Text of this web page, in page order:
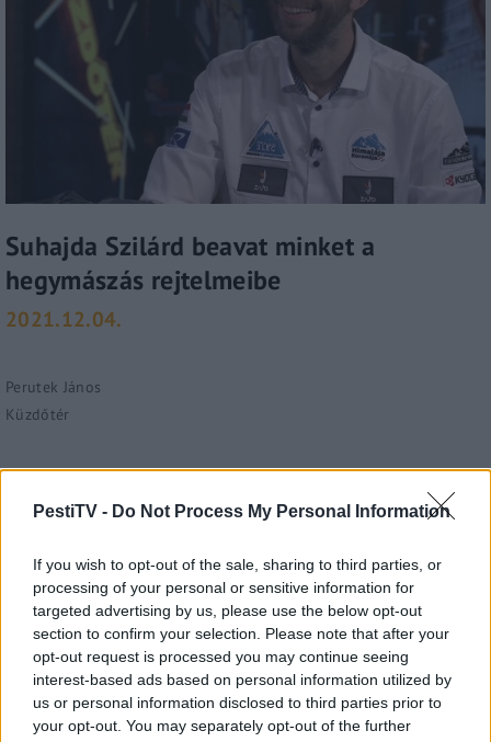
PestiTV - Do Not Process My Personal Information
If you wish to opt-out of the sale, sharing to third parties, or
processing of your personal or sensitive information for
targeted advertising by us, please use the below opt-out
section to confirm your selection. Please note that after your
opt-out request is processed you may continue seeing
interest-based ads based on personal information utilized by
us or personal information disclosed to third parties prior to
your opt-out. You may separately opt-out of the further
Suhajda Szilárd beavat minket a
hegymászás rejtelmeibe
2021.12.04.
Perutek János
Küzdőtér